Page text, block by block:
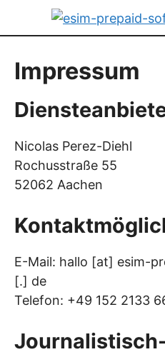
Impressum
Nicolas Perez-Diehl
Rochusstraße 55
52062 Aachen
E-Mail: hallo [at] esim-
[.] de
Telefon: +49 152 2133